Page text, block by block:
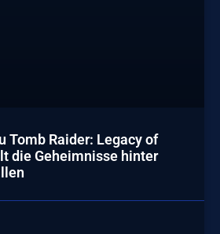
Tomb Raider: Legacy of
die Geheimnisse hinter